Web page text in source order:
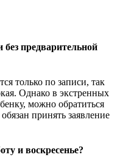
предварительной
только по записи, так
Однако в экстренных
можно обратиться
принять заявление
и воскресенье?